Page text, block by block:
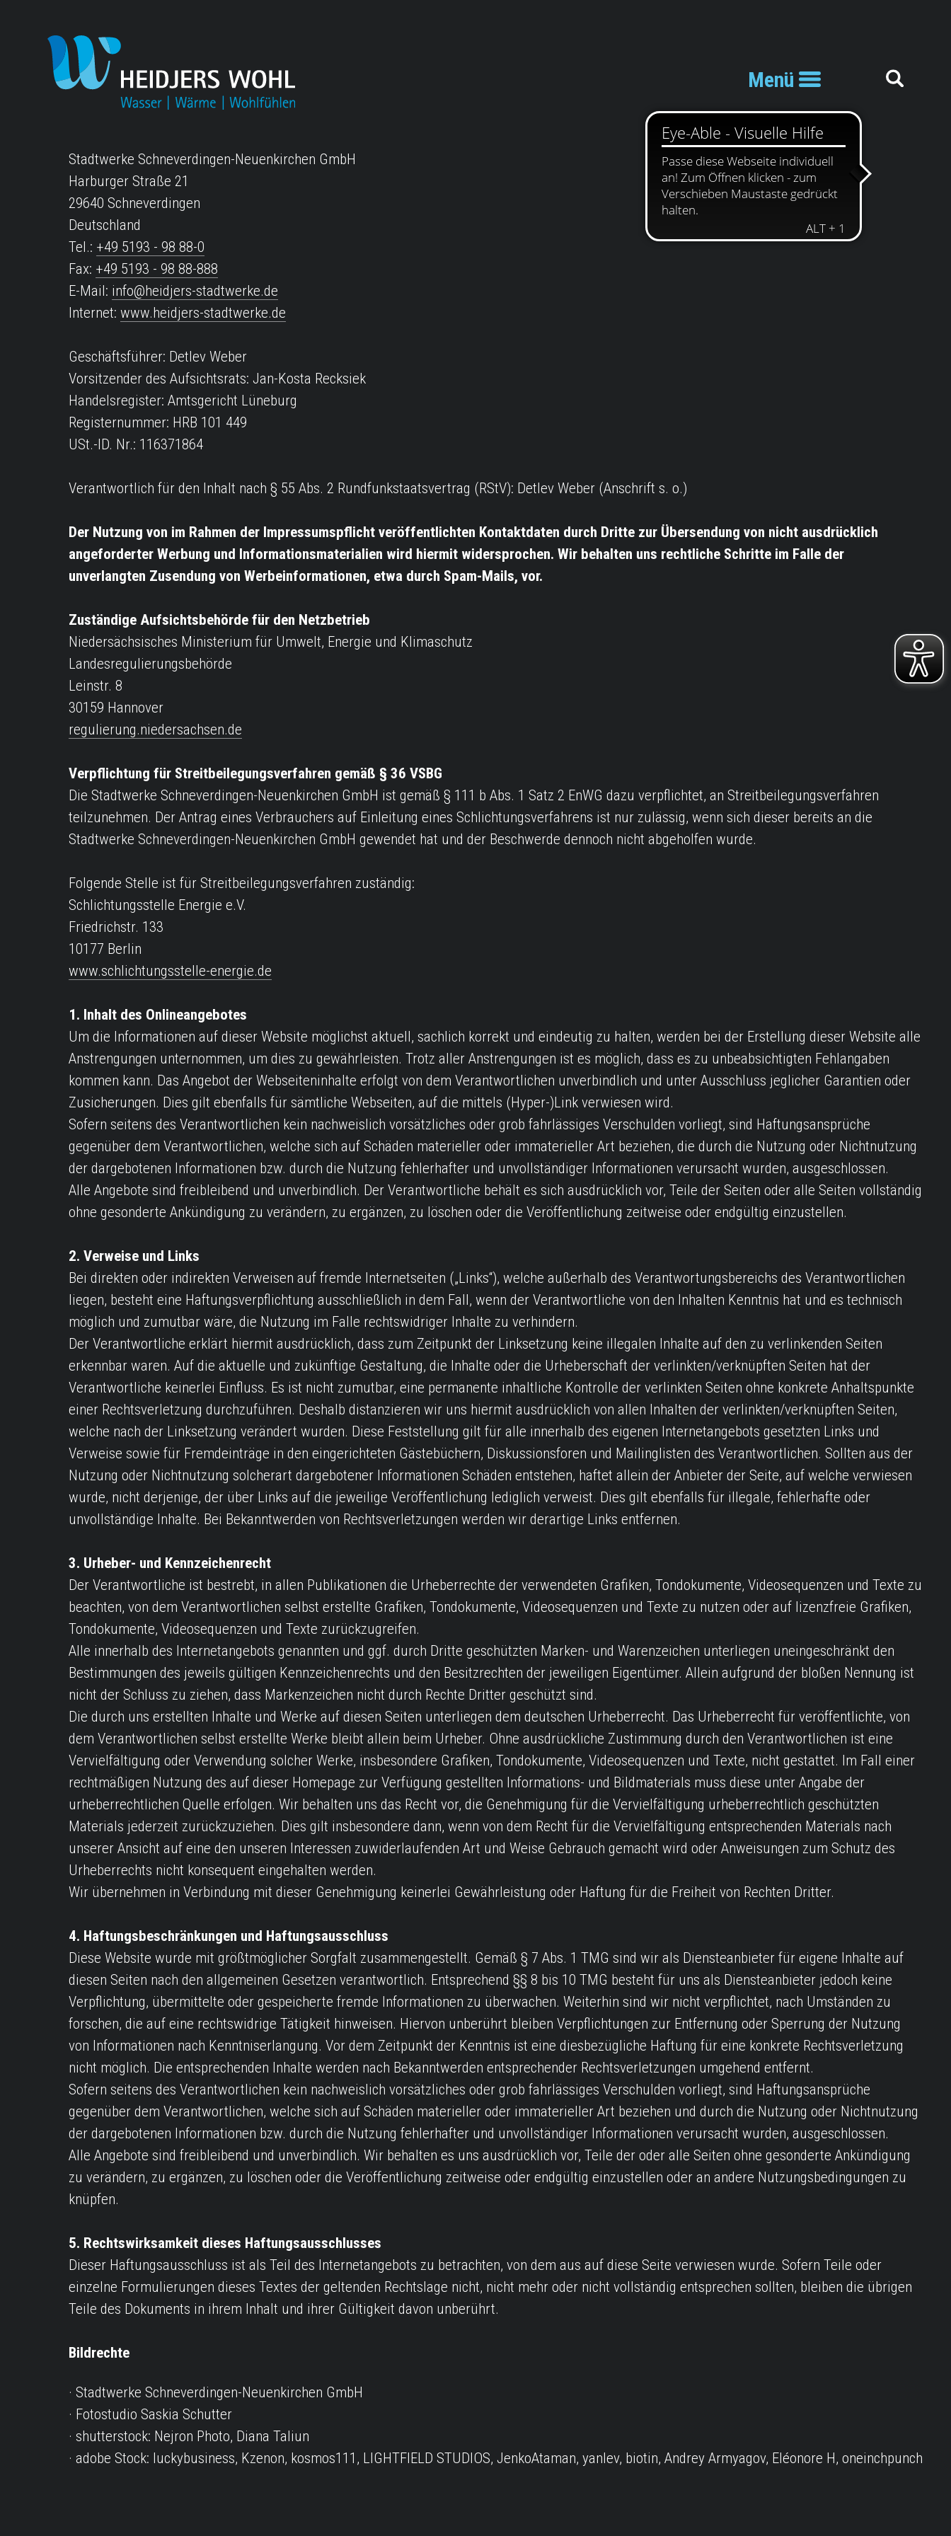
Menü
Für die Veröffentlichung und den Betrieb des Internetauftritts (Vertrieb und Netzbetrieb) ist im Sinne des § 5 TMG verantwortlich:
Stadtwerke Schneverdingen-Neuenkirchen GmbH
Harburger Straße 21
29640 Schneverdingen
Deutschland
Tel.: +49 5193 - 98 88-0
Fax: +49 5193 - 98 88-888
E-Mail: info@heidjers-stadtwerke.de
Internet:www.heidjers-stadtwerke.de
Geschäftsführer: Detlev Weber
Vorsitzender des Aufsichtsrats: Jan-Kosta Recksiek
Handelsregister: Amtsgericht Lüneburg
Registernummer: HRB 101 449
USt.-ID. Nr.: 116371864
Verantwortlich für den Inhalt nach § 55 Abs. 2 Rundfunkstaatsvertrag (RStV): Detlev Weber (Anschrift s. o.)
Der Nutzung von im Rahmen der Impressumspflicht veröffentlichten Kontaktdaten durch Dritte zur Übersendung von nicht ausdrücklich
angeforderter Werbung und Informationsmaterialien wird hiermit widersprochen. Wir behalten uns rechtliche Schritte im Falle der
unverlangten Zusendung von Werbeinformationen, etwa durch Spam-Mails, vor.
Zuständige Aufsichtsbehörde für den Netzbetrieb
Niedersächsisches Ministerium für Umwelt, Energie und Klimaschutz
Landesregulierungsbehörde
Leinstr. 8
30159 Hannover
regulierung.niedersachsen.de
Verpflichtung für Streitbeilegungsverfahren gemäß § 36 VSBG
Die Stadtwerke Schneverdingen-Neuenkirchen GmbH ist gemäß § 111 b Abs. 1 Satz 2 EnWG dazu verpflichtet, an Streitbeilegungsverfahren
teilzunehmen. Der Antrag eines Verbrauchers auf Einleitung eines Schlichtungsverfahrens ist nur zulässig, wenn sich dieser bereits an die
Stadtwerke Schneverdingen-Neuenkirchen GmbH gewendet hat und der Beschwerde dennoch nicht abgeholfen wurde.
Folgende Stelle ist für Streitbeilegungsverfahren zuständig:
Schlichtungsstelle Energie e.V.
Friedrichstr. 133
10177 Berlin
www.schlichtungsstelle-energie.de
1. Inhalt des Onlineangebotes
Um die Informationen auf dieser Website möglichst aktuell, sachlich korrekt und eindeutig zu halten, werden bei der Erstellung dieser Website alle
Anstrengungen unternommen, um dies zu gewährleisten. Trotz aller Anstrengungen ist es möglich, dass es zu unbeabsichtigten Fehlangaben
kommen kann. Das Angebot der Webseiteninhalte erfolgt von dem Verantwortlichen unverbindlich und unter Ausschluss jeglicher Garantien oder
Zusicherungen. Dies gilt ebenfalls für sämtliche Webseiten, auf die mittels (Hyper-)Link verwiesen wird.
Sofern seitens des Verantwortlichen kein nachweislich vorsätzliches oder grob fahrlässiges Verschulden vorliegt, sind Haftungsansprüche
gegenüber dem Verantwortlichen, welche sich auf Schäden materieller oder immaterieller Art beziehen, die durch die Nutzung oder Nichtnutzung
der dargebotenen Informationen bzw. durch die Nutzung fehlerhafter und unvollständiger Informationen verursacht wurden, ausgeschlossen.
Alle Angebote sind freibleibend und unverbindlich. Der Verantwortliche behält es sich ausdrücklich vor, Teile der Seiten oder alle Seiten vollständig
ohne gesonderte Ankündigung zu verändern, zu ergänzen, zu löschen oder die Veröffentlichung zeitweise oder endgültig einzustellen.
2. Verweise und Links
Bei direkten oder indirekten Verweisen auf fremde Internetseiten („Links“), welche außerhalb des Verantwortungsbereichs des Verantwortlichen
liegen, besteht eine Haftungsverpflichtung ausschließlich in dem Fall, wenn der Verantwortliche von den Inhalten Kenntnis hat und es technisch
möglich und zumutbar wäre, die Nutzung im Falle rechtswidriger Inhalte zu verhindern.
Der Verantwortliche erklärt hiermit ausdrücklich, dass zum Zeitpunkt der Linksetzung keine illegalen Inhalte auf den zu verlinkenden Seiten
erkennbar waren. Auf die aktuelle und zukünftige Gestaltung, die Inhalte oder die Urheberschaft der verlinkten/verknüpften Seiten hat der
Verantwortliche keinerlei Einfluss. Es ist nicht zumutbar, eine permanente inhaltliche Kontrolle der verlinkten Seiten ohne konkrete Anhaltspunkte
einer Rechtsverletzung durchzuführen. Deshalb distanzieren wir uns hiermit ausdrücklich von allen Inhalten der verlinkten/verknüpften Seiten,
welche nach der Linksetzung verändert wurden. Diese Feststellung gilt für alle innerhalb des eigenen Internetangebots gesetzten Links und
Verweise sowie für Fremdeinträge in den eingerichteten Gästebüchern, Diskussionsforen und Mailinglisten des Verantwortlichen. Sollten aus der
Nutzung oder Nichtnutzung solcherart dargebotener Informationen Schäden entstehen, haftet allein der Anbieter der Seite, auf welche verwiesen
wurde, nicht derjenige, der über Links auf die jeweilige Veröffentlichung lediglich verweist. Dies gilt ebenfalls für illegale, fehlerhafte oder
unvollständige Inhalte. Bei Bekanntwerden von Rechtsverletzungen werden wir derartige Links entfernen.
3. Urheber- und Kennzeichenrecht
Der Verantwortliche ist bestrebt, in allen Publikationen die Urheberrechte der verwendeten Grafiken, Tondokumente, Videosequenzen und Texte zu
beachten, von dem Verantwortlichen selbst erstellte Grafiken, Tondokumente, Videosequenzen und Texte zu nutzen oder auf lizenzfreie Grafiken,
Tondokumente, Videosequenzen und Texte zurückzugreifen.
Alle innerhalb des Internetangebots genannten und ggf. durch Dritte geschützten Marken- und Warenzeichen unterliegen uneingeschränkt den
Bestimmungen des jeweils gültigen Kennzeichenrechts und den Besitzrechten der jeweiligen Eigentümer. Allein aufgrund der bloßen Nennung ist
nicht der Schluss zu ziehen, dass Markenzeichen nicht durch Rechte Dritter geschützt sind.
Die durch uns erstellten Inhalte und Werke auf diesen Seiten unterliegen dem deutschen Urheberrecht. Das Urheberrecht für veröffentlichte, von
dem Verantwortlichen selbst erstellte Werke bleibt allein beim Urheber. Ohne ausdrückliche Zustimmung durch den Verantwortlichen ist eine
Vervielfältigung oder Verwendung solcher Werke, insbesondere Grafiken, Tondokumente, Videosequenzen und Texte, nicht gestattet. Im Fall einer
rechtmäßigen Nutzung des auf dieser Homepage zur Verfügung gestellten Informations- und Bildmaterials muss diese unter Angabe der
urheberrechtlichen Quelle erfolgen. Wir behalten uns das Recht vor, die Genehmigung für die Vervielfältigung urheberrechtlich geschützten
Materials jederzeit zurückzuziehen. Dies gilt insbesondere dann, wenn von dem Recht für die Vervielfältigung entsprechenden Materials nach
unserer Ansicht auf eine den unseren Interessen zuwiderlaufenden Art und Weise Gebrauch gemacht wird oder Anweisungen zum Schutz des
Urheberrechts nicht konsequent eingehalten werden.
Wir übernehmen in Verbindung mit dieser Genehmigung keinerlei Gewährleistung oder Haftung für die Freiheit von Rechten Dritter.
4. Haftungsbeschränkungen und Haftungsausschluss
Diese Website wurde mit größtmöglicher Sorgfalt zusammengestellt. Gemäß § 7 Abs. 1 TMG sind wir als Diensteanbieter für eigene Inhalte auf
diesen Seiten nach den allgemeinen Gesetzen verantwortlich. Entsprechend §§ 8 bis 10 TMG besteht für uns als Diensteanbieter jedoch keine
Verpflichtung, übermittelte oder gespeicherte fremde Informationen zu überwachen. Weiterhin sind wir nicht verpflichtet, nach Umständen zu
forschen, die auf eine rechtswidrige Tätigkeit hinweisen. Hiervon unberührt bleiben Verpflichtungen zur Entfernung oder Sperrung der Nutzung
von Informationen nach Kenntniserlangung. Vor dem Zeitpunkt der Kenntnis ist eine diesbezügliche Haftung für eine konkrete Rechtsverletzung
nicht möglich. Die entsprechenden Inhalte werden nach Bekanntwerden entsprechender Rechtsverletzungen umgehend entfernt.
Sofern seitens des Verantwortlichen kein nachweislich vorsätzliches oder grob fahrlässiges Verschulden vorliegt, sind Haftungsansprüche
gegenüber dem Verantwortlichen, welche sich auf Schäden materieller oder immaterieller Art beziehen und durch die Nutzung oder Nichtnutzung
der dargebotenen Informationen bzw. durch die Nutzung fehlerhafter und unvollständiger Informationen verursacht wurden, ausgeschlossen.
Alle Angebote sind freibleibend und unverbindlich. Wir behalten es uns ausdrücklich vor, Teile der oder alle Seiten ohne gesonderte Ankündigung
zu verändern, zu ergänzen, zu löschen oder die Veröffentlichung zeitweise oder endgültig einzustellen oder an andere Nutzungsbedingungen zu
knüpfen.
5. Rechtswirksamkeit dieses Haftungsausschlusses
Dieser Haftungsausschluss ist als Teil des Internetangebots zu betrachten, von dem aus auf diese Seite verwiesen wurde. Sofern Teile oder
einzelne Formulierungen dieses Textes der geltenden Rechtslage nicht, nicht mehr oder nicht vollständig entsprechen sollten, bleiben die übrigen
Teile des Dokuments in ihrem Inhalt und ihrer Gültigkeit davon unberührt.
Bildrechte
Stadtwerke Schneverdingen-Neuenkirchen GmbH
Fotostudio Saskia Schutter
shutterstock: Nejron Photo, Diana Taliun
adobe Stock: luckybusiness, Kzenon, kosmos111, LIGHTFIELD STUDIOS, JenkoAtaman, yanlev, biotin, Andrey Armyagov, Eléonore H, oneinchpunch